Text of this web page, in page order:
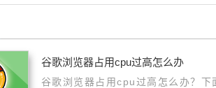
谷歌浏览器占用cpu过高怎么办
谷歌浏览器占用cpu过高怎么办？下